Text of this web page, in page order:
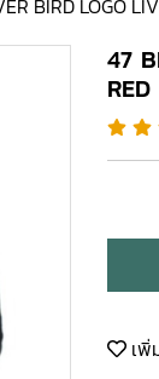
BIRD LOGO
47
RED
เพิ่